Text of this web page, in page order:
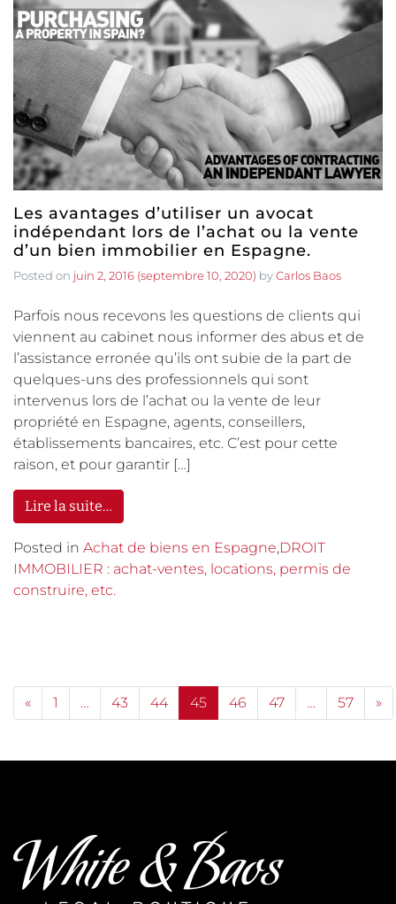
Les avantages d’utiliser un avocat
indépendant lors de l’achat ou la vente
d’un bien immobilier en Espagne.
Posted on juin 2, 2016 (septembre 10, 2020) byCarlos Baos
Parfois nous recevons les questions de clients qui
viennent au cabinet nous informer des abus et de
l’assistance erronée qu’ils ont subie de la part de
quelques-uns des professionnels qui sont
intervenus lors de l’achat ou la vente de leur
propriété en Espagne, agents, conseillers,
établissements bancaires, etc. C’est pour cette
raison, et pour garantir […]
Lire la suite…
Posted in Achat de biens en Espagne,DROIT
IMMOBILIER : achat-ventes, locations, permis de
construire, etc.
Posts navigation
« 1 … 43 44 45 46 47 … 57 »